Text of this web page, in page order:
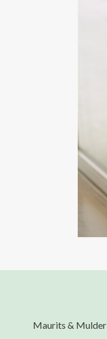
Maurits & Mulder